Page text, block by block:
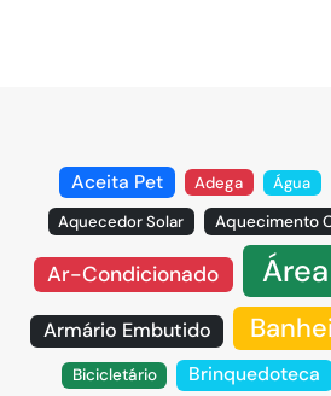
Aceita Pet Adega Água
Aquecedor Solar Aquecimento
Ar-Condicionado
Armário Embutido
Bicicletário Brinquedoteca